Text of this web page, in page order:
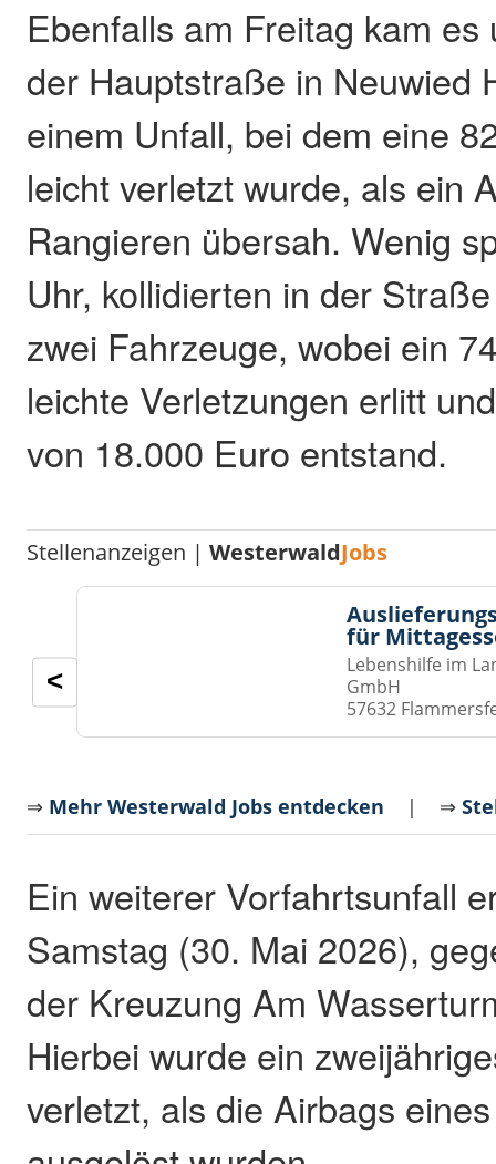
Ebenfalls am Freitag kam
der Hauptstraße in Neuwied
einem Unfall, bei dem eine
leicht verletzt wurde, als ein
Rangieren übersah. Wenig
Uhr, kollidierten in der
zwei Fahrzeuge, wobei ein
leichte Verletzungen erlitt
von 18.000 Euro entstand.
Stellenanzeigen |WesterwaldJobs
für
Lebenshilfe im
GmbH
57632
<
⇒ Mehr Westerwald Jobs entdecken | ⇒
Ein weiterer Vorfahrtsunfall
Samstag (30. Mai 2026),
der Kreuzung Am
Hierbei wurde ein
verletzt, als die Airbags